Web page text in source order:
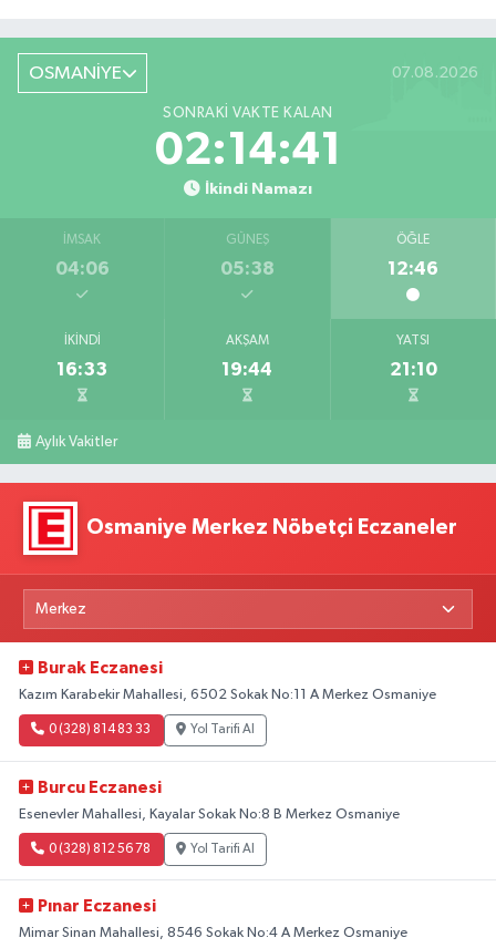
OSMANİYE 07.08.2026
SONRAKI VAKTE KALAN
02:14:40
İkindi Namazı
İMSAK
04:06
GÜNEŞ
05:38
ÖĞLE
12:46
İKINDI
16:33
AKŞAM
19:44
YATSI
21:10
Aylık Vakitler
Osmaniye Merkez Nöbetçi Eczaneler
Burak Eczanesi
Kazım Karabekir Mahallesi, 6502 Sokak No:11 A Merkez Osmaniye
0 (328) 814 83 33 Yol Tarifi Al
Burcu Eczanesi
Esenevler Mahallesi, Kayalar Sokak No:8 B Merkez Osmaniye
0 (328) 812 56 78 Yol Tarifi Al
Pınar Eczanesi
Mimar Sinan Mahallesi, 8546 Sokak No:4 A Merkez Osmaniye